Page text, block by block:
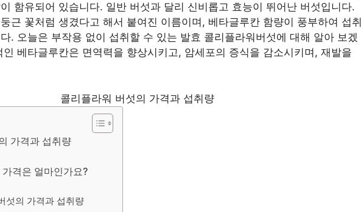
함유되어 있습니다. 일반 버섯과 달리 신비롭고 효능이 뛰어난 버섯입니다.
근 꽃처럼 생겼다고 해서 붙여진 이름이며, 베타글루칸 함량이 풍부하여 섭취
. 오늘은 부작용 없이 섭취할 수 있는 발효 콜리플라워버섯에 대해 알아 보겠
베타글루칸은 면역력을 향상시키고, 암세포의 증식을 감소시키며, 재발을
콜리플라워 버섯의 가격과 섭취량
가격과 섭취량
격은 얼마인가요?
섯의 가격과 섭취량